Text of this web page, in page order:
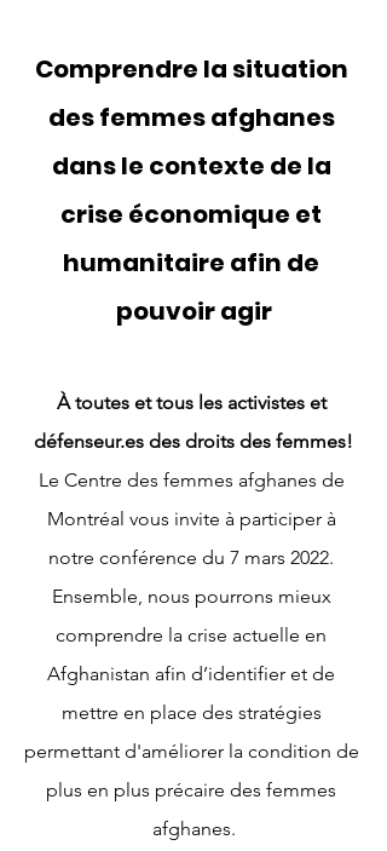
Comprendre la situation
des femmes afghanes
dans le contexte de la
crise économique et
humanitaire afin de
pouvoir agir
À toutes et tous les activistes et
défenseur.es des droits des femmes!
Le Centre des femmes afghanes de
Montréal vous invite à participer à
notre conférence du 7 mars 2022.
Ensemble, nous pourrons mieux
comprendre la crise actuelle en
Afghanistan afin d’identifier et de
mettre en place des stratégies
permettant d'améliorer la condition de
plus en plus précaire des femmes
afghanes.